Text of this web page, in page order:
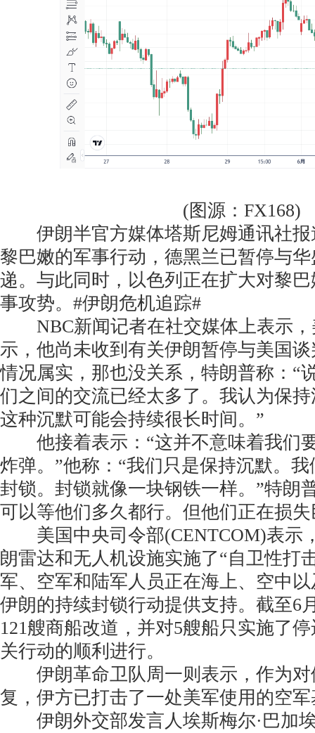
(图源：FX168)
伊朗半官方媒体塔斯尼姆通讯社报
黎巴嫩的军事行动，德黑兰已暂停与
递。与此同时，以色列正在扩大对黎
事攻势。#伊朗危机追踪#
NBC新闻记者在社交媒体上表示，
示，他尚未收到有关伊朗暂停与美国
情况属实，那也没关系，特朗普称：“
们之间的交流已经太多了。我认为保
这种沉默可能会持续很长时间。”
他接着表示：“这并不意味着我们
炸弹。”他称：“我们只是保持沉默。
封锁。封锁就像一块钢铁一样。”特朗
可以等他们多久都行。但他们正在损
美国中央司令部(CENTCOM)表示
朗雷达和无人机设施实施了“自卫性打
军、空军和陆军人员正在海上、空中
伊朗的持续封锁行动提供支持。截至6
121艘商船改道，并对5艘船只实施了
关行动的顺利进行。
伊朗革命卫队周一则表示，作为对
复，伊方已打击了一处美军使用的空
伊朗外交部发言人埃斯梅尔·巴加